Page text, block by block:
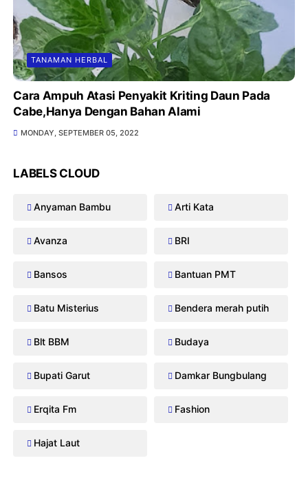
TANAMAN HERBAL
Cara Ampuh Atasi Penyakit Kriting Daun Pada
Cabe,Hanya Dengan Bahan Alami
MONDAY, SEPTEMBER 05, 2022
LABELS CLOUD
Anyaman Bambu Arti Kata
Avanza BRI
Bansos Bantuan PMT
Batu Misterius Bendera merah putih
Blt BBM Budaya
Bupati Garut Damkar Bungbulang
Erqita Fm Fashion
Hajat Laut